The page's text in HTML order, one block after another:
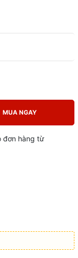
MUA NGAY
đơn hàng từ